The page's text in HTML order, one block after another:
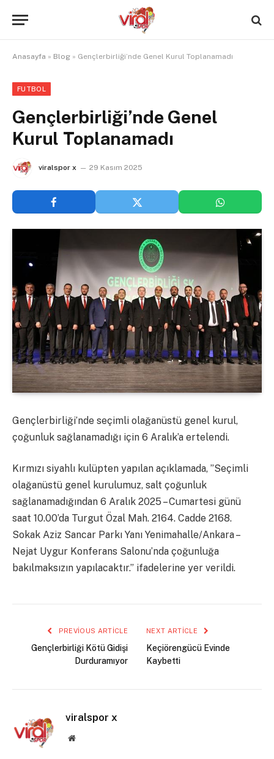
Anasayfa » Blog » Gençlerbirliği’nde Genel Kurul Toplanamadı
FUTBOL
Gençlerbirliği’nde Genel
Kurul Toplanamadı
viralspor x 29 Kasım 2025
Gençlerbirliği’nde seçimli olağanüstü genel kurul,
çoğunluk sağlanamadığı için 6 Aralık’a ertelendi.
Kırmızı siyahlı kulüpten yapılan açıklamada, ”Seçimli
olağanüstü genel kurulumuz, salt çoğunluk
sağlanamadığından 6 Aralık 2025 – Cumartesi günü
saat 10.00’da Turgut Özal Mah. 2164. Cadde 2168.
Sokak Aziz Sancar Parkı Yanı Yenimahalle/Ankara –
Nejat Uygur Konferans Salonu’nda çoğunluğa
bakılmaksızın yapılacaktır.” ifadelerine yer verildi.
PREVIOUS ARTICLE
Gençlerbirliği Kötü Gidişi
Durduramıyor
NEXT ARTICLE
Keçiörengücü Evinde
Kaybetti
viralspor x
Website